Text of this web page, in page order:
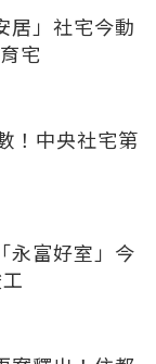
居」社宅今動
宅
！中央社宅第
永富好室」今